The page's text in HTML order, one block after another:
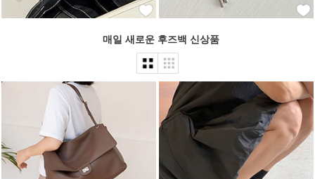
매일 새로운 후즈백 신상품